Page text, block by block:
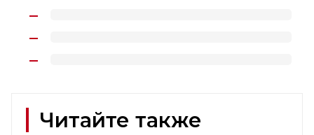
Читайте также